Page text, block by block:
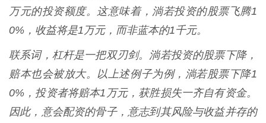
万元的投资额度。这意味着，淌若投资的股票飞腾1
0%，收益将是1万元，而非蓝本的1千元。
联系词，杠杆是一把双刃剑。淌若投资的股票下降，
赔本也会被放大。以上述例子为例，淌若股票下降1
0%，投资者将赔本1万元，获胜损失一齐自有资金。
因此，意会配资的骨子，意志到其风险与收益并存的